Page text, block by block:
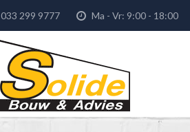
033 299 9777 Ma - Vr: 9:00 - 18:00